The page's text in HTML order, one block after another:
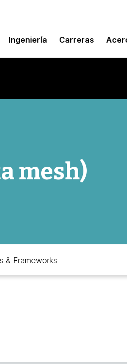
Ingeniería Carreras
mesh)
& Frameworks